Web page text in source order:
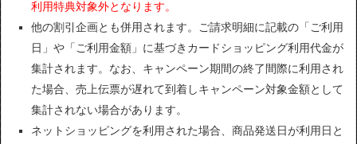
利用特典対象外となります。
他の割引企画とも併用されます。ご請求明細に記載の「ご利用
日」や「ご利用金額」に基づきカードショッピング利用代金が
集計されます。なお、キャンペーン期間の終了間際に利用され
た場合、売上伝票が遅れて到着しキャンペーン対象金額として
集計されない場合があります。
ネットショッピングを利用された場合、商品発送日が利用日と